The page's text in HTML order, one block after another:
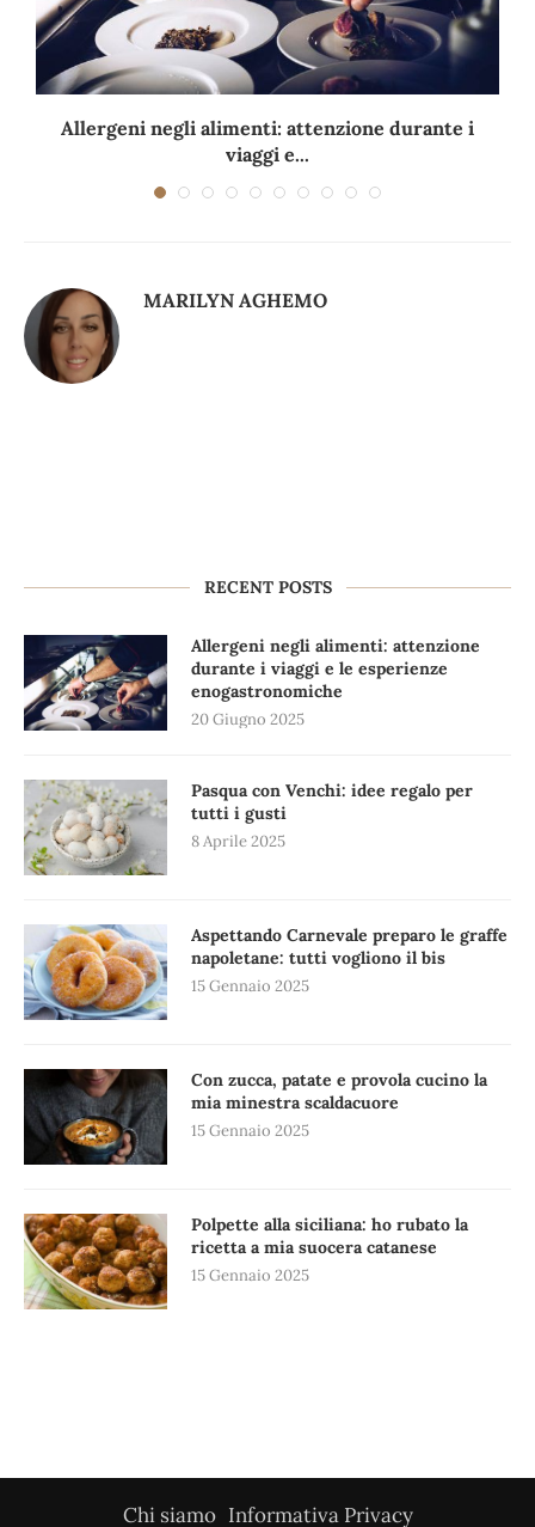
Allergeni negli alimenti: attenzione durante i
viaggi e...
MARILYN AGHEMO
RECENT POSTS
Allergeni negli alimenti: attenzione
durante i viaggi e le esperienze
enogastronomiche
20 Giugno 2025
Pasqua con Venchi: idee regalo per
tutti i gusti
8 Aprile 2025
Aspettando Carnevale preparo le graffe
napoletane: tutti vogliono il bis
15 Gennaio 2025
Con zucca, patate e provola cucino la
mia minestra scaldacuore
15 Gennaio 2025
Polpette alla siciliana: ho rubato la
ricetta a mia suocera catanese
15 Gennaio 2025
Chi siamo Informativa Privacy